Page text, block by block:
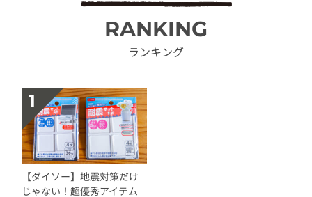
RANKING
ランキング
【ダイソー】地震対策だけ
じゃない！超優秀アイテム